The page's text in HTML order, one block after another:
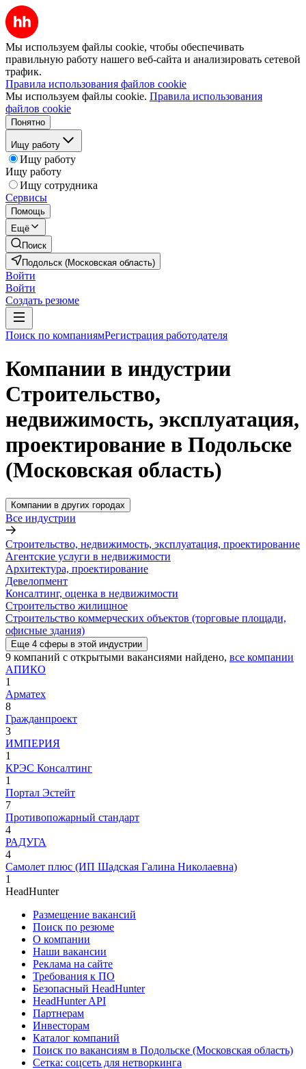
Мы используем файлы cookie, чтобы обеспечивать
правильную работу нашего веб-сайта и анализировать сетевой
трафик.
Правила использования файлов cookie
Мы используем файлы cookie. Правила использования
файлов cookie
Понятно
Ищу работу
Ищу работу
Ищу работу
Ищу сотрудника
Сервисы
Помощь
Ещё
Поиск
Подольск (Московская область)
Войти
Войти
Создать резюме
Поиск по компаниямРегистрация работодателя
Компании в индустрии
Строительство,
недвижимость, эксплуатация,
проектирование в Подольске
(Московская область)
Компании в других городах
Все индустрии
Строительство, недвижимость, эксплуатация, проектирование
Агентские услуги в недвижимости
Архитектура, проектирование
Девелопмент
Консалтинг, оценка в недвижимости
Строительство жилищное
Строительство коммерческих объектов (торговые площади,
офисные здания)
Еще 4 сферы в этой индустрии
9 компаний с открытыми вакансиями найдено, все компании
АПИКО
1
Арматех
8
Гражданпроект
3
ИМПЕРИЯ
1
КРЭС Консалтинг
1
Портал Эстейт
7
Противопожарный стандарт
4
РАДУГА
4
Самолет плюс (ИП Шадская Галина Николаевна)
1
HeadHunter
Размещение вакансий
Поиск по резюме
О компании
Наши вакансии
Реклама на сайте
Требования к ПО
Безопасный HeadHunter
HeadHunter API
Партнерам
Инвесторам
Каталог компаний
Поиск по вакансиям в Подольске (Московская область)
Сетка: соцсеть для нетворкинга